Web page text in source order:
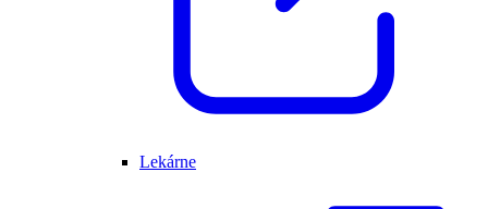
Lekárne